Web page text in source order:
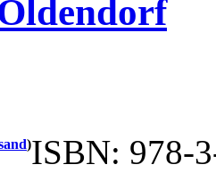
)ISBN: 978-